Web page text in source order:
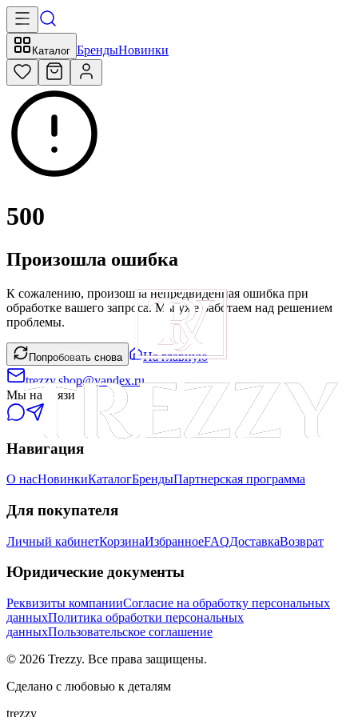
Каталог БрендыНовинки
500
Произошла ошибка
К сожалению, произошла непредвиденная ошибка при
обработке вашего запроса. Мы уже работаем над решением
проблемы.
Попробовать снова
На главную
trezzy.shop@yandex.ru
Мы на связи
Навигация
О насНовинкиКаталогБрендыПартнерская программа
Для покупателя
Личный кабинетКорзинаИзбранноеFAQДоставкаВозврат
Юридические документы
Реквизиты компанииСогласие на обработку персональных
данныхПолитика обработки персональных
данныхПользовательское соглашение
© 2026 Trezzy. Все права защищены.
Сделано с любовью к деталям
trezzy